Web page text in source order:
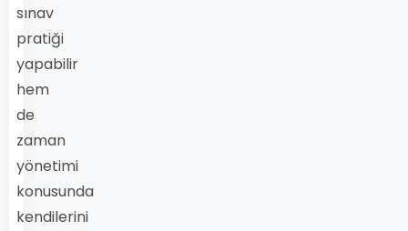
sınav
pratiği
yapabilir
hem
de
zaman
yönetimi
konusunda
kendilerini